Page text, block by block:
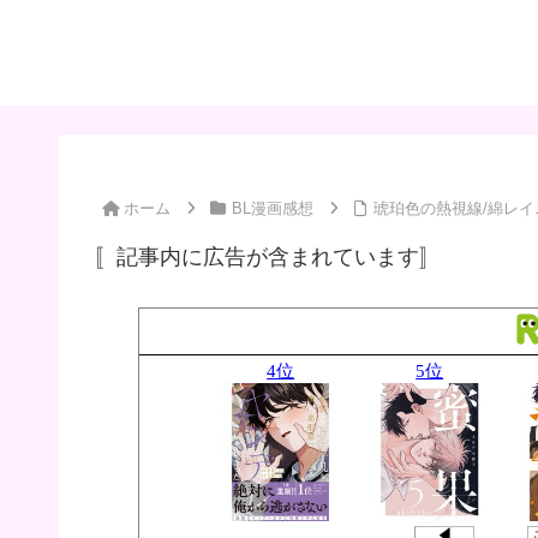
ホーム BL漫画感想 琥珀色の熱視線/綿レイ
〚記事内に広告が含まれています〛